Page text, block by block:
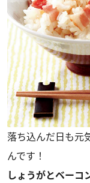
落ち込んだ日も元
んです！
しょうがとベーコ